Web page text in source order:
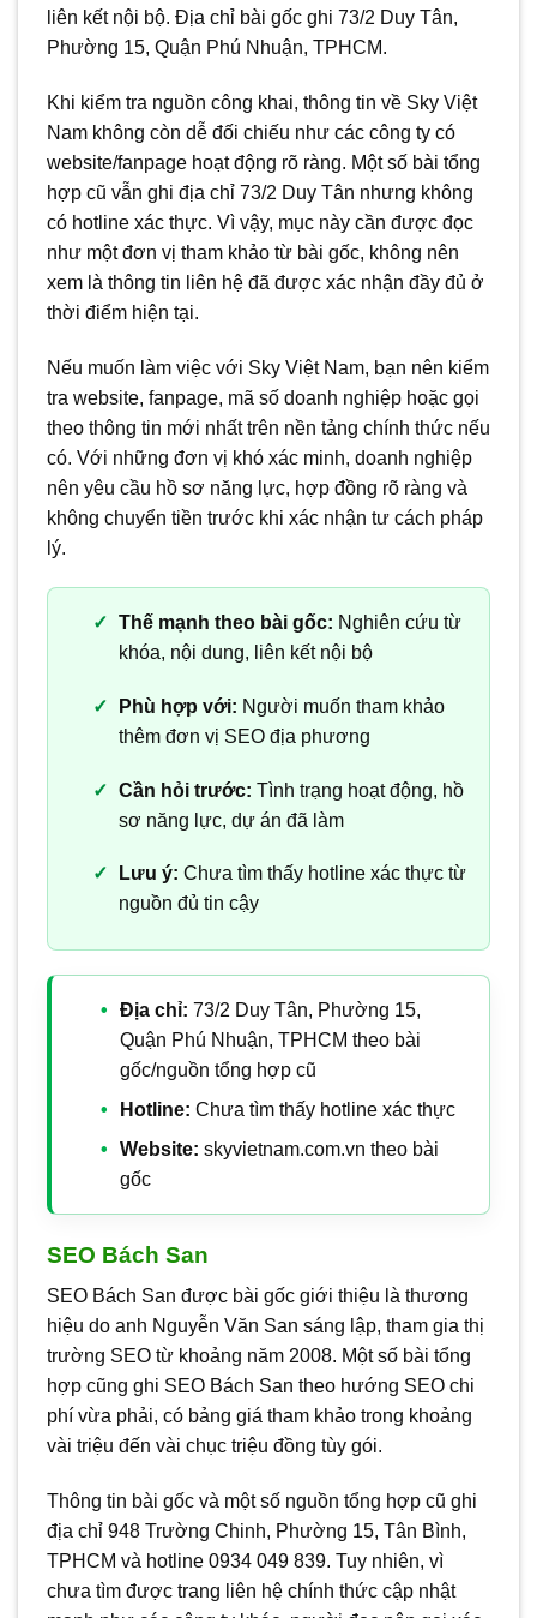
liên kết nội bộ. Địa chỉ bài gốc ghi 73/2 Duy Tân,
Phường 15, Quận Phú Nhuận, TPHCM.
Khi kiểm tra nguồn công khai, thông tin về Sky Việt
Nam không còn dễ đối chiếu như các công ty có
website/fanpage hoạt động rõ ràng. Một số bài tổng
hợp cũ vẫn ghi địa chỉ 73/2 Duy Tân nhưng không
có hotline xác thực. Vì vậy, mục này cần được đọc
như một đơn vị tham khảo từ bài gốc, không nên
xem là thông tin liên hệ đã được xác nhận đầy đủ ở
thời điểm hiện tại.
Nếu muốn làm việc với Sky Việt Nam, bạn nên kiểm
tra website, fanpage, mã số doanh nghiệp hoặc gọi
theo thông tin mới nhất trên nền tảng chính thức nếu
có. Với những đơn vị khó xác minh, doanh nghiệp
nên yêu cầu hồ sơ năng lực, hợp đồng rõ ràng và
không chuyển tiền trước khi xác nhận tư cách pháp
lý.
Thế mạnh theo bài gốc: Nghiên cứu từ
khóa, nội dung, liên kết nội bộ
Phù hợp với: Người muốn tham khảo
thêm đơn vị SEO địa phương
Cần hỏi trước: Tình trạng hoạt động, hồ
sơ năng lực, dự án đã làm
Lưu ý: Chưa tìm thấy hotline xác thực từ
nguồn đủ tin cậy
Địa chỉ: 73/2 Duy Tân, Phường 15,
Quận Phú Nhuận, TPHCM theo bài
gốc/nguồn tổng hợp cũ
Hotline: Chưa tìm thấy hotline xác thực
Website: skyvietnam.com.vn theo bài
gốc
SEO Bách San
SEO Bách San được bài gốc giới thiệu là thương
hiệu do anh Nguyễn Văn San sáng lập, tham gia thị
trường SEO từ khoảng năm 2008. Một số bài tổng
hợp cũng ghi SEO Bách San theo hướng SEO chi
phí vừa phải, có bảng giá tham khảo trong khoảng
vài triệu đến vài chục triệu đồng tùy gói.
Thông tin bài gốc và một số nguồn tổng hợp cũ ghi
địa chỉ 948 Trường Chinh, Phường 15, Tân Bình,
TPHCM và hotline 0934 049 839. Tuy nhiên, vì
chưa tìm được trang liên hệ chính thức cập nhật